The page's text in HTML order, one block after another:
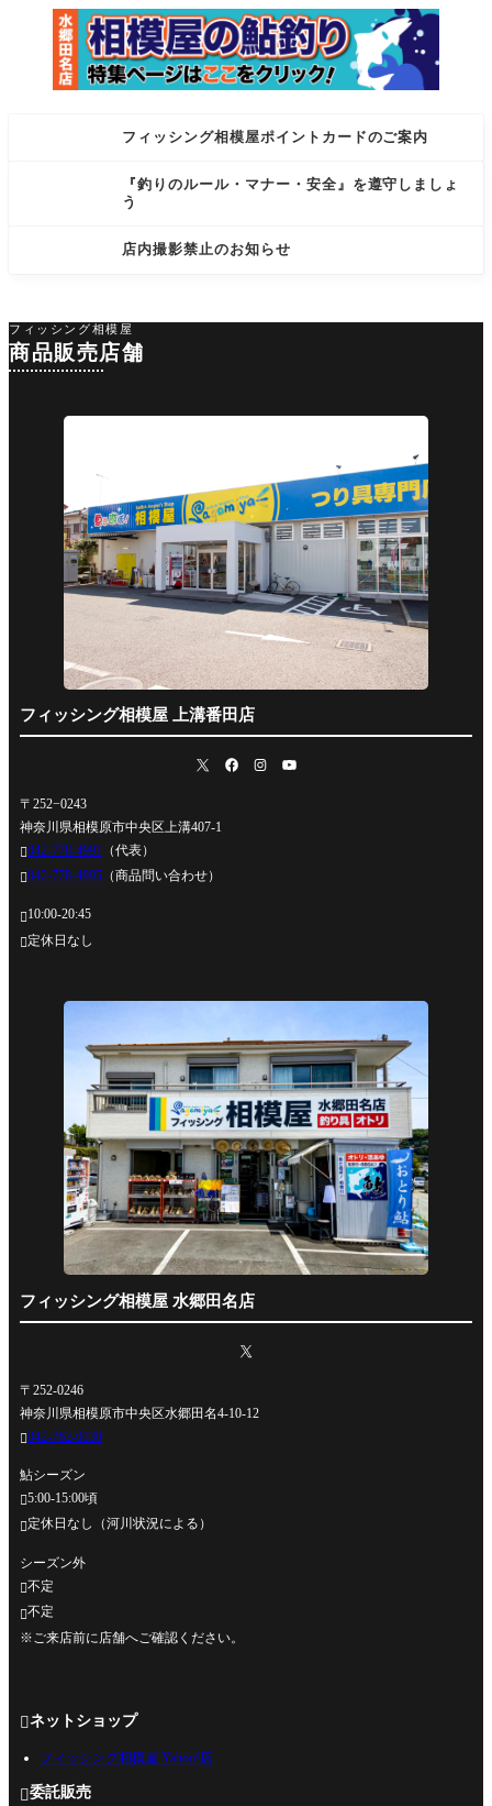
フィッシング相模屋ポイントカードのご案内
『釣りのルール・マナー・安全』を遵守しましょ
う
店内撮影禁止のお知らせ
フィッシング相模屋
商品販売店舗
フィッシング相模屋 上溝番田店
〒252−0243
神奈川県相模原市中央区上溝407-1
042-778-4991
（代表）
042-778-4995 （商品問い合わせ）
10:00-20:45
定休日なし
フィッシング相模屋 水郷田名店
〒252-0246
神奈川県相模原市中央区水郷田名4-10-12
042-762-0330
鮎シーズン
5:00-15:00頃
定休日なし（河川状況による）
シーズン外
不定
不定
※ご来店前に店舗へご確認ください。
ネットショップ
フィッシング相模屋 Yahoo!店
委託販売